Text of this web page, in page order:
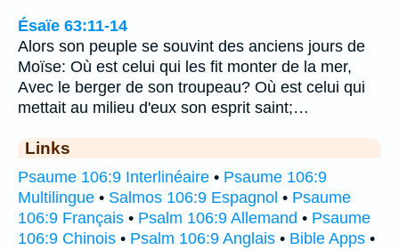
Ésaïe 63:11-14
Alors son peuple se souvint des anciens jours de
Moïse: Où est celui qui les fit monter de la mer,
Avec le berger de son troupeau? Où est celui qui
mettait au milieu d'eux son esprit saint;…
Links
Psaume 106:9 Interlinéaire • Psaume 106:9
Multilingue • Salmos 106:9 Espagnol • Psaume
106:9 Français • Psalm 106:9 Allemand • Psaume
106:9 Chinois • Psalm 106:9 Anglais • Bible Apps •